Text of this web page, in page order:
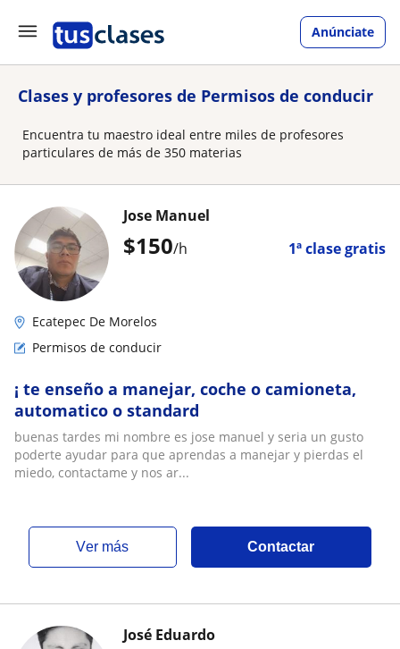
Anúnciate
Clases y profesores de Permisos de conducir
Encuentra tu maestro ideal entre miles de profesores
particulares de más de 350 materias
$150/h 1ª clase gratis
Jose Manuel
Ecatepec De Morelos
Permisos de conducir
¡ te enseño a manejar, coche o camioneta,
automatico o standard
buenas tardes mi nombre es jose manuel y seria un gusto
poderte ayudar para que aprendas a manejar y pierdas el
miedo, contactame y nos ar...
ver más Contactar
José Eduardo